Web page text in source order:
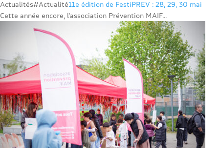
Actualités#Actualité11e édition de FestiPREV : 28, 29, 30 mai
Cette année encore, l’association Prévention MAIF...